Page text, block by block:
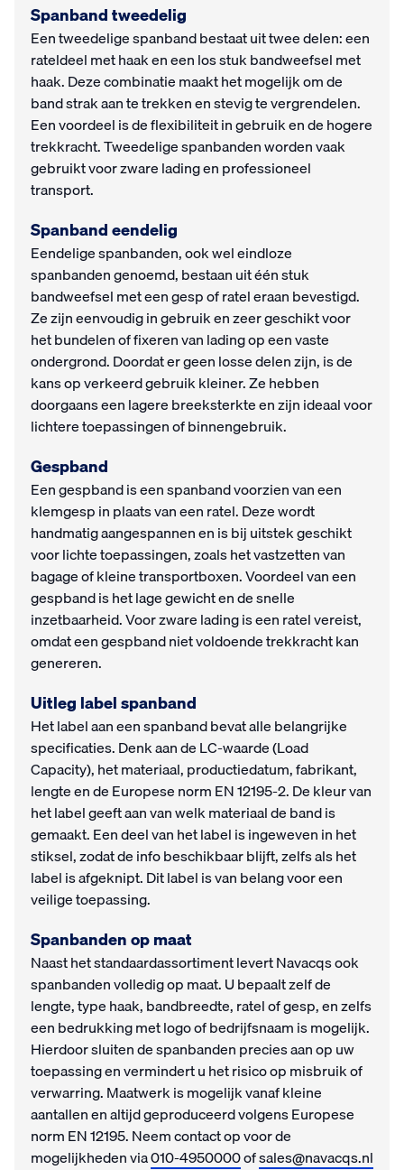
Spanband tweedelig
Een tweedelige spanband bestaat uit twee delen: een
rateldeel met haak en een los stuk bandweefsel met
haak. Deze combinatie maakt het mogelijk om de
band strak aan te trekken en stevig te vergrendelen.
Een voordeel is de flexibiliteit in gebruik en de hogere
trekkracht. Tweedelige spanbanden worden vaak
gebruikt voor zware lading en professioneel
transport.
Spanband eendelig
Eendelige spanbanden, ook wel eindloze
spanbanden genoemd, bestaan uit één stuk
bandweefsel met een gesp of ratel eraan bevestigd.
Ze zijn eenvoudig in gebruik en zeer geschikt voor
het bundelen of fixeren van lading op een vaste
ondergrond. Doordat er geen losse delen zijn, is de
kans op verkeerd gebruik kleiner. Ze hebben
doorgaans een lagere breeksterkte en zijn ideaal voor
lichtere toepassingen of binnengebruik.
Gespband
Een gespband is een spanband voorzien van een
klemgesp in plaats van een ratel. Deze wordt
handmatig aangespannen en is bij uitstek geschikt
voor lichte toepassingen, zoals het vastzetten van
bagage of kleine transportboxen. Voordeel van een
gespband is het lage gewicht en de snelle
inzetbaarheid. Voor zware lading is een ratel vereist,
omdat een gespband niet voldoende trekkracht kan
genereren.
Uitleg label spanband
Het label aan een spanband bevat alle belangrijke
specificaties. Denk aan de LC-waarde (Load
Capacity), het materiaal, productiedatum, fabrikant,
lengte en de Europese norm EN 12195-2. De kleur van
het label geeft aan van welk materiaal de band is
gemaakt. Een deel van het label is ingeweven in het
stiksel, zodat de info beschikbaar blijft, zelfs als het
label is afgeknipt. Dit label is van belang voor een
veilige toepassing.
Spanbanden op maat
Naast het standaardassortiment levert Navacqs ook
spanbanden volledig op maat. U bepaalt zelf de
lengte, type haak, bandbreedte, ratel of gesp, en zelfs
een bedrukking met logo of bedrijfsnaam is mogelijk.
Hierdoor sluiten de spanbanden precies aan op uw
toepassing en vermindert u het risico op misbruik of
verwarring. Maatwerk is mogelijk vanaf kleine
aantallen en altijd geproduceerd volgens Europese
norm EN 12195. Neem contact op voor de
mogelijkheden via010-4950000ofsales@navacqs.nl